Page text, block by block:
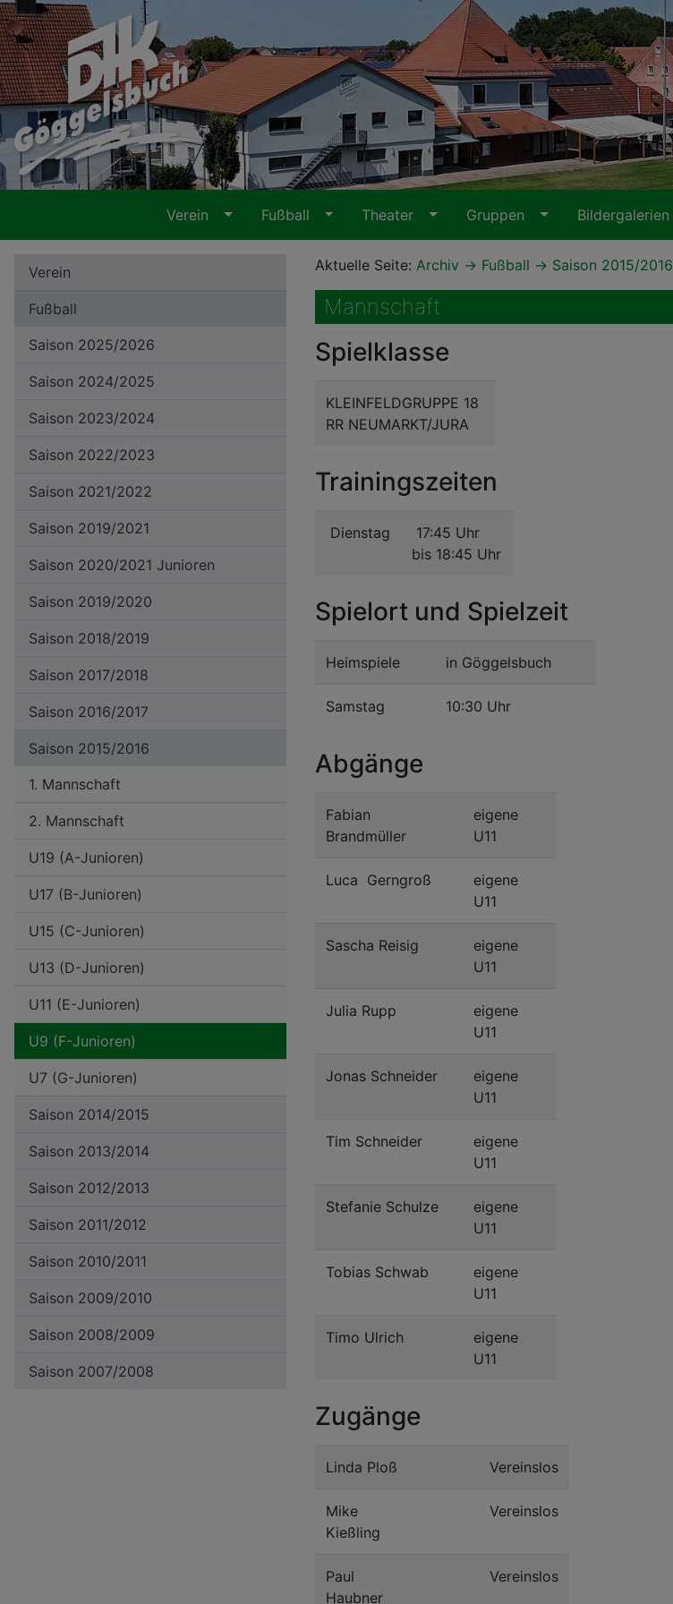
Verein Fußball Theater Gruppen Bildergalerien
Aktuelle Seite: Archiv Fußball Saison 2015/2016
Mannschaft
Spielklasse
KLEINFELDGRUPPE 18
RR NEUMARKT/JURA
Trainingszeiten
Dienstag
17:45 Uhr
bis 18:45 Uhr
Spielort und Spielzeit
Heimspiele in Göggelsbuch
Samstag 10:30 Uhr
Abgänge
Fabian
Brandmüller
eigene
U11
Luca Gerngroß
eigene
U11
Sascha Reisig
eigene
U11
Julia Rupp
eigene
U11
Jonas Schneider
eigene
U11
Tim Schneider
eigene
U11
Stefanie Schulze
eigene
U11
Tobias Schwab
eigene
U11
Timo Ulrich
eigene
U11
Zugänge
Linda Ploß Vereinslos
Mike
Kießling
Vereinslos
Paul
Haubner
Vereinslos
Verein
Fußball
Saison 2025/2026
Saison 2024/2025
Saison 2023/2024
Saison 2022/2023
Saison 2021/2022
Saison 2019/2021
Saison 2020/2021 Junioren
Saison 2019/2020
Saison 2018/2019
Saison 2017/2018
Saison 2016/2017
Saison 2015/2016
1. Mannschaft
2. Mannschaft
U19 (A-Junioren)
U17 (B-Junioren)
U15 (C-Junioren)
U13 (D-Junioren)
U11 (E-Junioren)
U9 (F-Junioren)
U7 (G-Junioren)
Saison 2014/2015
Saison 2013/2014
Saison 2012/2013
Saison 2011/2012
Saison 2010/2011
Saison 2009/2010
Saison 2008/2009
Saison 2007/2008